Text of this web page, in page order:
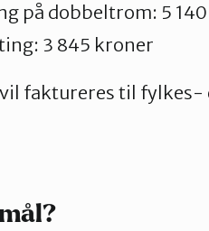
på dobbeltrom: 5
3 845 kroner
faktureres til fylkes-